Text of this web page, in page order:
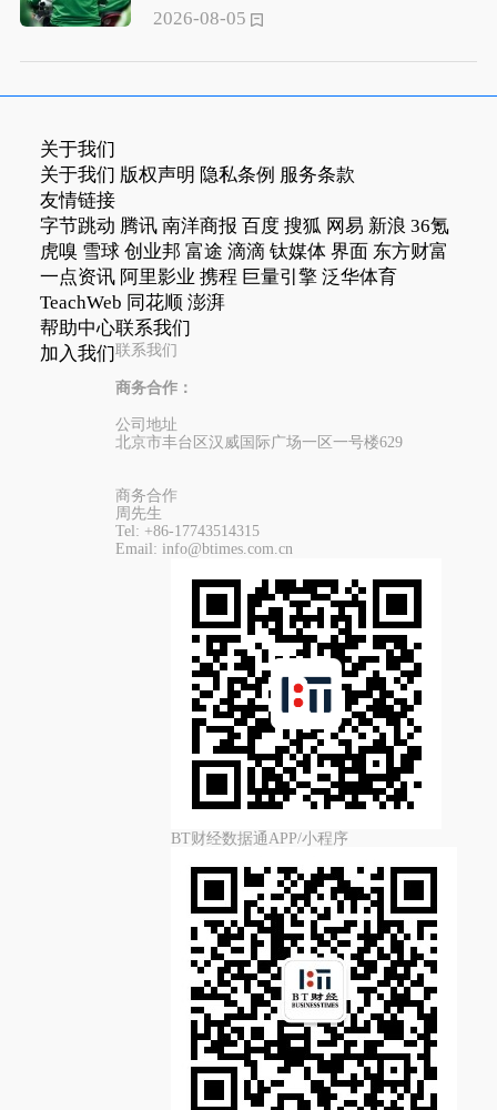
2026-08-05
关于我们
关于我们 版权声明 隐私条例 服务条款
友情链接
字节跳动 腾讯 南洋商报 百度 搜狐 网易 新浪 36氪
虎嗅 雪球 创业邦 富途 滴滴 钛媒体 界面 东方财富
一点资讯 阿里影业 携程 巨量引擎 泛华体育
TeachWeb 同花顺 澎湃
帮助中心
加入我们
联系我们
联系我们
商务合作：
公司地址
北京市丰台区汉威国际广场一区一号楼629
商务合作
周先生
Tel: +86-17743514315
Email: info@btimes.com.cn
BT财经数据通APP/小程序